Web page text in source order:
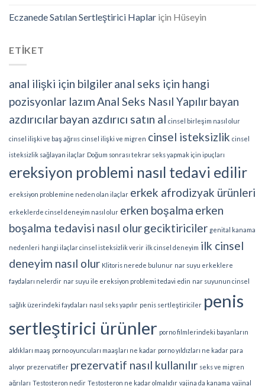
Eczanede Satılan Sertleştirici Haplar için Hüseyin
ETİKET
anal ilişki için bilgileranal seks için hangi
pozisyonlar lazımAnal Seks Nasıl Yapılırbayan
azdırıcılarbayan azdırıcı satın al cinsel birleşim nasıl olur
cinsel ilişki ve baş ağrııs cinsel ilişki ve migren cinsel isteksizlik cinsel
isteksizlik sağlayan ilaçlar Doğum sonrası tekrar seks yapmak için ipuçları
ereksiyon problemi nasıl tedavi edilir
ereksiyon problemine neden olan ilaçlar erkek afrodizyak ürünleri
erkeklerde cinsel deneyim nasıl olur erken boşalma erken
boşalma tedavisi nasıl olurgeciktiriciler genital kanama
nedenleri hangi ilaçlar cinsel isteksizlik verir ilk cinsel deneyim ilk cinsel
deneyim nasıl olur Klitoris nerede bulunur nar suyu erkeklere
faydaları nelerdir nar suyu ile ereksiyon problemi tedavi edin nar suyunun cinsel
sağlık üzerindeki faydaları nasıl seks yapılır penis sertleştiriciler penis
sertleştirici ürünler porno filmlerindeki bayanların
aldıkları maaş porno oyuncuları maaşları ne kadar porno yıldızları ne kadar para
alıyor prezervatifler prezervatif nasıl kullanılır seks ve migren
ağrıları Testosteron nedir Testosteron ne kadar olmalıdır vajina da kanama vajinal